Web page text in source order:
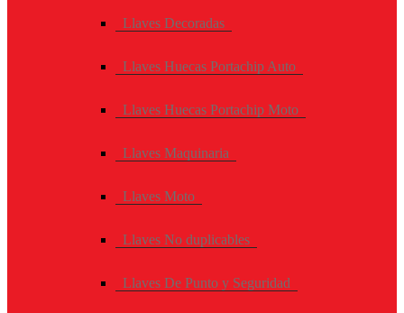
Llaves Decoradas
Llaves Huecas Portachip Auto
Llaves Huecas Portachip Moto
Llaves Maquinaria
Llaves Moto
Llaves No duplicables
Llaves De Punto y Seguridad